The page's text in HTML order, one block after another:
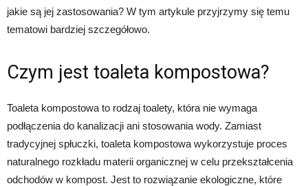
jakie są jej zastosowania? W tym artykule przyjrzymy się temu
tematowi bardziej szczegółowo.
Czym jest toaleta kompostowa?
Toaleta kompostowa to rodzaj toalety, która nie wymaga
podłączenia do kanalizacji ani stosowania wody. Zamiast
tradycyjnej spłuczki, toaleta kompostowa wykorzystuje proces
naturalnego rozkładu materii organicznej w celu przekształcenia
odchodów w kompost. Jest to rozwiązanie ekologiczne, które